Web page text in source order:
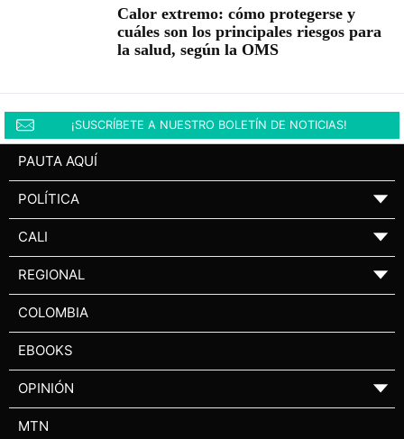
Calor extremo: cómo protegerse y
cuáles son los principales riesgos para
la salud, según la OMS
¡SUSCRÍBETE A NUESTRO BOLETÍN DE NOTICIAS!
PAUTA AQUÍ
POLÍTICA ▼
CALI ▼
REGIONAL ▼
COLOMBIA
EBOOKS
OPINIÓN ▼
MTN